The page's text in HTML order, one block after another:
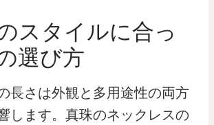
スタイルに合っ
選び方
長さは外観と多用途性の両方
します。真珠のネックレスの